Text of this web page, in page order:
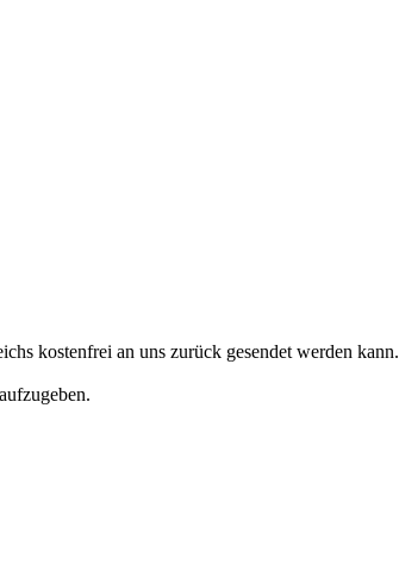
kostenfrei an uns zurück gesendet werden kann.